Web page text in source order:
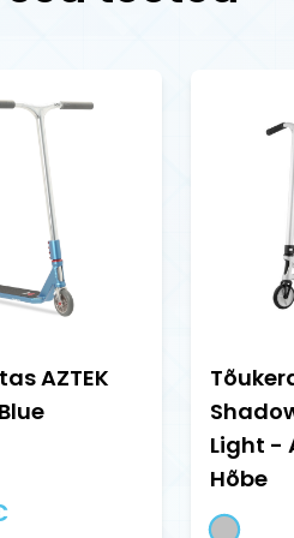
AZTEK
Light -
Hõbe